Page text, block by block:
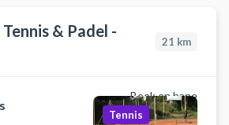
& Padel -
21 km
Book en bane
Tennis